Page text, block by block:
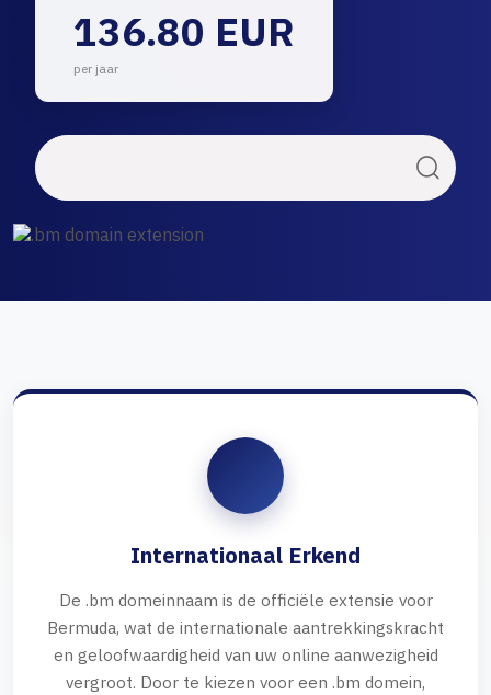
136.80 EUR
per jaar
Internationaal Erkend
De .bm domeinnaam is de officiële extensie voor
Bermuda, wat de internationale aantrekkingskracht
en geloofwaardigheid van uw online aanwezigheid
vergroot. Door te kiezen voor een .bm domein,